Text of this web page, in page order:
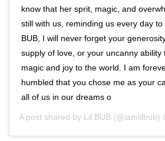
know that her sprit, magic, and
still with us, reminding us every day
BUB, I will never forget your
supply of love, or your uncanny ability
magic and joy to the world. I am
humbled that you chose me as your
all of us in our dreams o
A post shared by Lil BUB (@iamlilbub)